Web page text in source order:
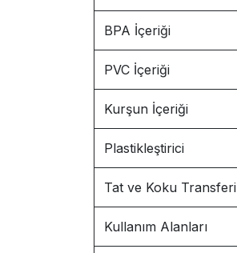
BPA İçeriği
PVC İçeriği
Kurşun İçeriği
Plastikleştirici
Tat ve Koku Transferi
Kullanım Alanları